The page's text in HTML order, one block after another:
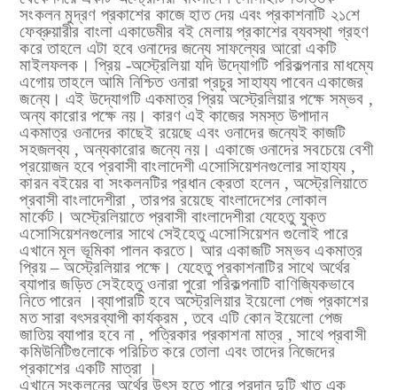
সংকলন মুদ্রণ প্রকাশের কাজে হাত দেয় এবং প্রকাশনাটি ২১শে
ফেব্রুয়ারীর বাংলা একাডেমীর বই মেলায় প্রকাশের ব্যবস্থা গ্রহণ
করে তাহলে এটা হবে ওনাদের জন্যে সাফল্যের আরো একটি
মাইলফলক। প্রিয় -অস্ট্রেলিয়া যদি উদ্যোগটি পরিকল্পনার মাধম্যে
এগোয় তাহলে আমি নিশ্চিত ওনারা প্রচুর সাহায্য পাবেন একাজের
জন্যে।এই উদ্যোগটি একমাত্র প্রিয় অস্ট্রেলিয়ার পক্ষে সম্ভব ,
অন্য কারোর পক্ষে নয়। কারণ এই কাজের সমস্ত উপাদান
একমাত্র ওনাদের কাছেই রয়েছে এবং ওনাদের জন্যেই কাজটি
সহজলব্য , অন্যকারোর জন্যে নয়। একাজে ওনাদের সবচেয়ে বেশী
প্রয়োজন হবে প্রবাসী বাংলাদেশী এসোসিয়েশনগুলোর সাহায্য ,
কারন বইয়ের বা সংকলনটির প্রধান ক্রেতা হলেন , অস্ট্রেলিয়াতে
প্রবাসী বাংলাদেশীরা , তারপর রয়েছে বাংলাদেশের লোকাল
মার্কেট। অস্ট্রেলিয়াতে প্রবাসী বাংলাদেশীরা যেহেতু যুক্ত
এসোসিয়েশনগুলোর সাথে সেইহেতু এসোসিয়েশন গুলোই পারে
এখানে মূল ভূমিকা পালন করতে। আর একাজটি সম্ভব একমাত্র
প্রিয় – অস্ট্রেলিয়ার পক্ষে। যেহেতু প্রকাশনাটির সাথে অর্থের
ব্যাপার জড়িত সেইহেতু ওনারা পুরো পরিকল্পনাটি বাণিজ্যিকভাবে
নিতে পারেন ।ব্যাপারটি হবে অস্ট্রেলিয়ার ইয়েলো পেজ প্রকাশের
মত সারা বৎসরব্যাপী কার্যক্রম , তবে এটি কোন ইয়েলো পেজ
জাতিয় ব্যাপার হবে না , পত্রিকার প্রকাশনা মাত্র , সাথে প্রবাসী
কমিউনিটিগুলোকে পরিচিত করে তোলা এবং তাদের নিজেদের
প্রকাশের একটি মাত্রা ।
এখানে সংকলনের অর্থের উৎস হতে পারে প্রদান দুটি খাত এক